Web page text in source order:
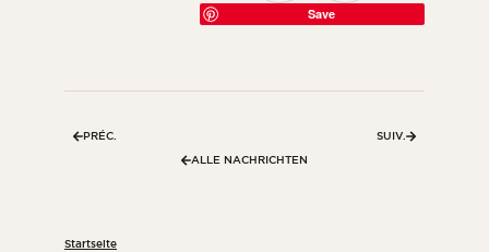
Save
ALLE NACHRICHTEN
PRÉC. SUIV.
Startseite